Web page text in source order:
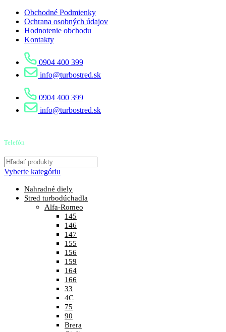
Obchodné Podmienky
Ochrana osobných údajov
Hodnotenie obchodu
Kontakty
0904 400 399
info@turbostred.sk
0904 400 399
info@turbostred.sk
Telefón
Vyberte kategóriu
Nahradné diely
Stred turbodúchadla
Alfa-Romeo
145
146
147
155
156
159
164
166
33
4C
75
90
Brera